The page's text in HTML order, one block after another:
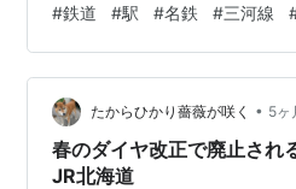
道ランキング参加中鉄道趣味 ラ
#鉄道 #駅 #名鉄 #三河線
たからひかり薔薇が咲く • 5ヶ
春のダイヤ改正で廃止され
JR北海道